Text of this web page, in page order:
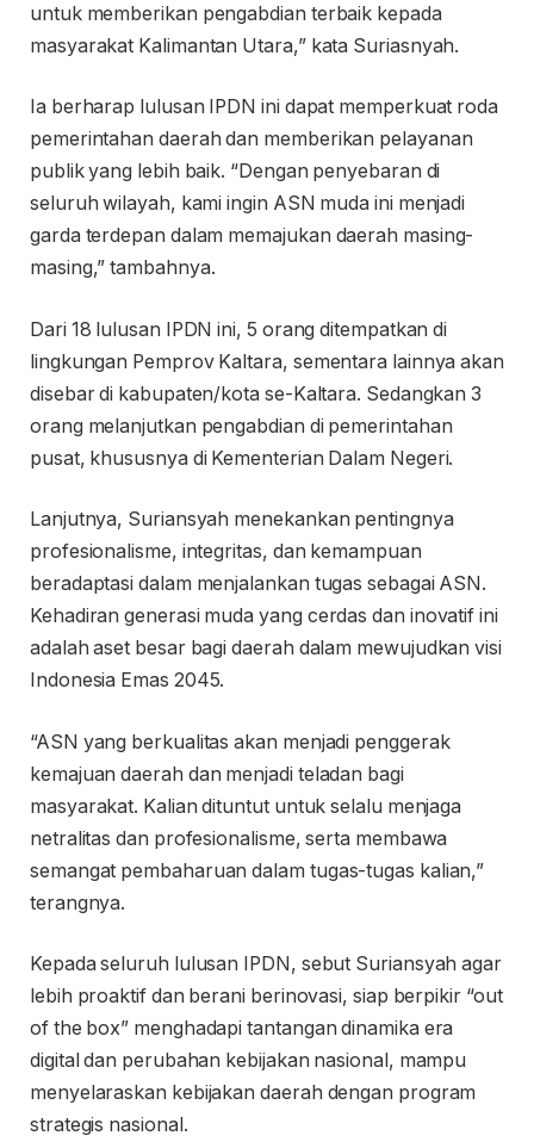
untuk memberikan pengabdian terbaik kepada
masyarakat Kalimantan Utara,” kata Suriasnyah.
Ia berharap lulusan IPDN ini dapat memperkuat roda
pemerintahan daerah dan memberikan pelayanan
publik yang lebih baik. “Dengan penyebaran di
seluruh wilayah, kami ingin ASN muda ini menjadi
garda terdepan dalam memajukan daerah masing-
masing,” tambahnya.
Dari 18 lulusan IPDN ini, 5 orang ditempatkan di
lingkungan Pemprov Kaltara, sementara lainnya akan
disebar di kabupaten/kota se-Kaltara. Sedangkan 3
orang melanjutkan pengabdian di pemerintahan
pusat, khususnya di Kementerian Dalam Negeri.
Lanjutnya, Suriansyah menekankan pentingnya
profesionalisme, integritas, dan kemampuan
beradaptasi dalam menjalankan tugas sebagai ASN.
Kehadiran generasi muda yang cerdas dan inovatif ini
adalah aset besar bagi daerah dalam mewujudkan visi
Indonesia Emas 2045.
“ASN yang berkualitas akan menjadi penggerak
kemajuan daerah dan menjadi teladan bagi
masyarakat. Kalian dituntut untuk selalu menjaga
netralitas dan profesionalisme, serta membawa
semangat pembaharuan dalam tugas-tugas kalian,”
terangnya.
Kepada seluruh lulusan IPDN, sebut Suriansyah agar
lebih proaktif dan berani berinovasi, siap berpikir “out
of the box” menghadapi tantangan dinamika era
digital dan perubahan kebijakan nasional, mampu
menyelaraskan kebijakan daerah dengan program
strategis nasional.